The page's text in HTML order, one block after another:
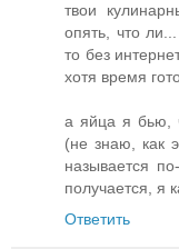
твои
опять, что
то без
хотя время
а яйца я бью,
(не знаю, как
называется
получается, я
Ответить